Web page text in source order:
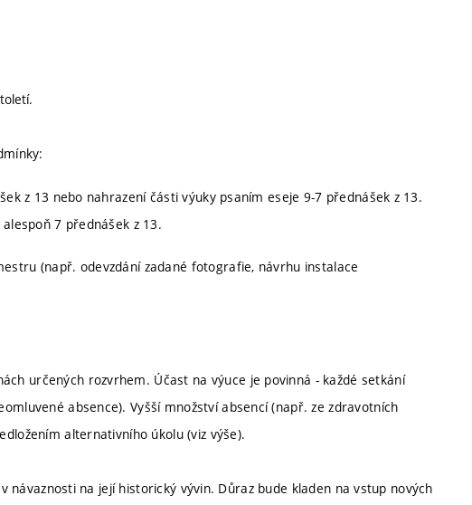
z 13 nebo nahrazení části výuky psaním eseje 9-7 přednášek z 13.
7 přednášek z 13.
(např. odevzdání zadané fotografie, návrhu instalace
určených rozvrhem. Účast na výuce je povinná - každé setkání
absence). Vyšší množství absencí (např. ze zdravotních
alternativního úkolu (viz výše).
na její historický vývin. Důraz bude kladen na vstup nových